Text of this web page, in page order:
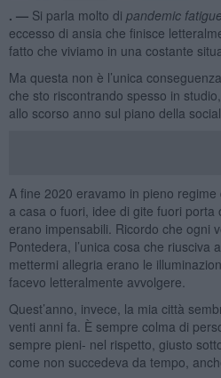
. — Si parla molto di pandemic fatigue
eccesso di ansia che finisce
fatto che viviamo in una costante
Ma questa non è l’unica
che sto riscontrando spesso in
allo scorso anno sul piano della
A fine 2020 eravamo in pieno
a casa o fuori, idee di gite fuori porta
erano impensabili. Ricordo che ogni
Pontedera, l’unica cosa che riusciva
mettermi allegria erano le
facevo letteralmente avvolgere.
Quest’anno, invece, la mia città
venti anni fa. È sempre colma di
sempre pieni- nel rispetto, giusto
come non succedeva da tempo,